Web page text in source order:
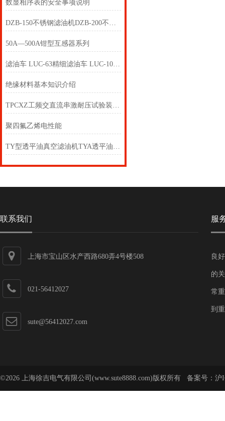
数显相序表的安全事项说明
DZB-150不锈钢滤油机DZB-200不锈钢滤油机
50A—500A钳型互感器系列
滤油车 LUC-63精细滤油车 LUC-100精细滤油车
绝缘材料基本知识介绍
TPCXZ工频交直流串激耐压试验装置高压谐振试验设备
聚四氟乙烯电性能
TY型透平油真空滤油机TYA透平油聚结真空滤油机
联系我们
上海市宝山区水产西路680弄4号楼508
021-56412027
sute@56412027.com
服
良
的
常
到
©2026 上海徐吉电气有限公司(www.sute8888.com)版权所有 备案号： 沪